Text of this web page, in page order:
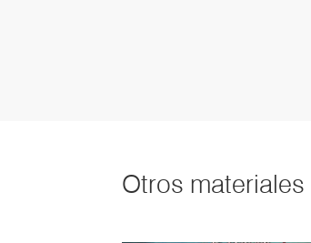
Otros materiales